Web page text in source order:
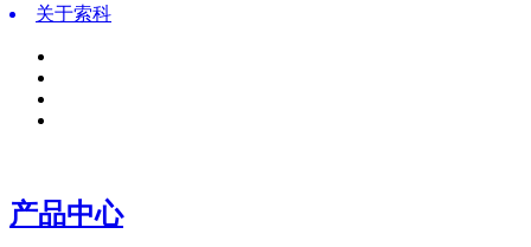
关于索科
产品中心